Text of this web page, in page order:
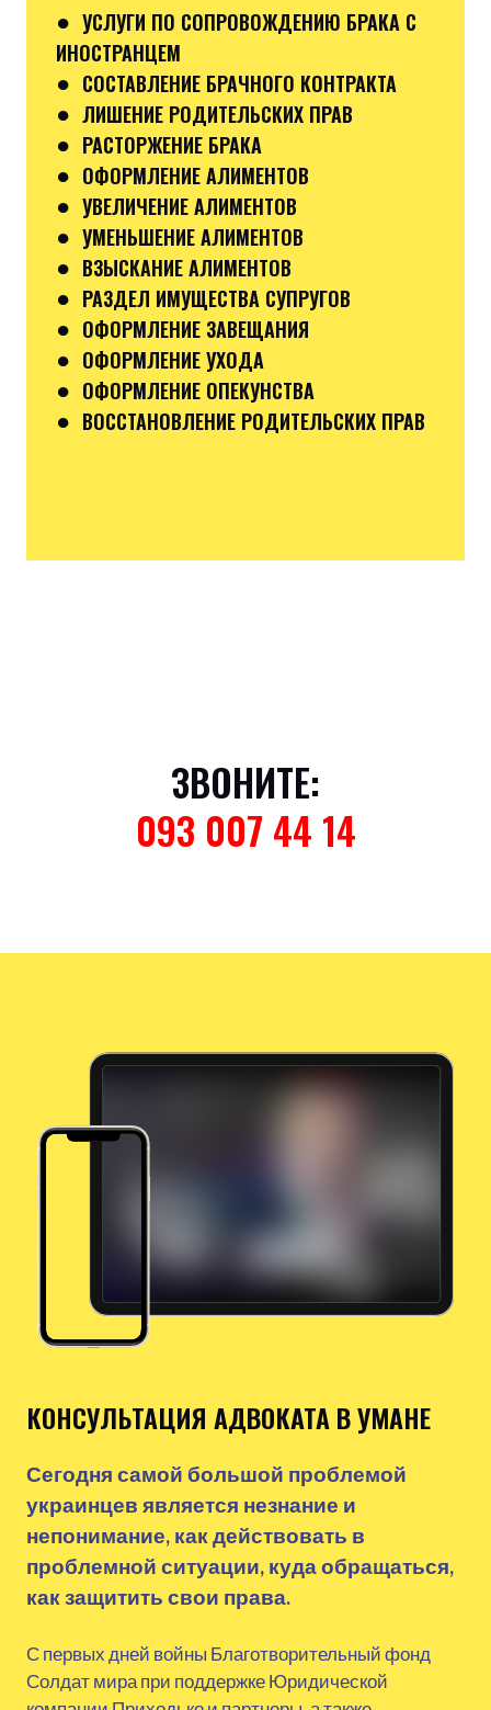
● УСЛУГИ ПО СОПРОВОЖДЕНИЮ БРАКА С
ИНОСТРАНЦЕМ
● СОСТАВЛЕНИЕ БРАЧНОГО КОНТРАКТА
● ЛИШЕНИЕ РОДИТЕЛЬСКИХ ПРАВ
● РАСТОРЖЕНИЕ БРАКА
● ОФОРМЛЕНИЕ АЛИМЕНТОВ
● УВЕЛИЧЕНИЕ АЛИМЕНТОВ
● УМЕНЬШЕНИЕ АЛИМЕНТОВ
● ВЗЫСКАНИЕ АЛИМЕНТОВ
● РАЗДЕЛ ИМУЩЕСТВА СУПРУГОВ
● ОФОРМЛЕНИЕ ЗАВЕЩАНИЯ
● ОФОРМЛЕНИЕ УХОДА
● ОФОРМЛЕНИЕ ОПЕКУНСТВА
● ВОССТАНОВЛЕНИЕ РОДИТЕЛЬСКИХ ПРАВ
ЗВОНИТЕ:
093 007 44 14
КОНСУЛЬТАЦИЯ АДВОКАТА В УМАНЕ
Сегодня самой большой проблемой
украинцев является незнание и
непонимание, как действовать в
проблемной ситуации, куда обращаться,
как защитить свои права.
С первых дней войны Благотворительный фонд
Солдат мира при поддержке Юридической